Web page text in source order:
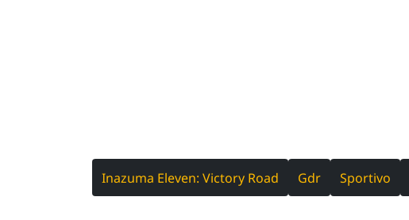
Inazuma Eleven: Victory Road Gdr Sportivo